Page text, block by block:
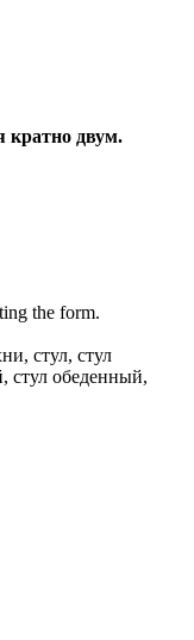
кратно двум.
the form.
стул, стул
стул обеденный,